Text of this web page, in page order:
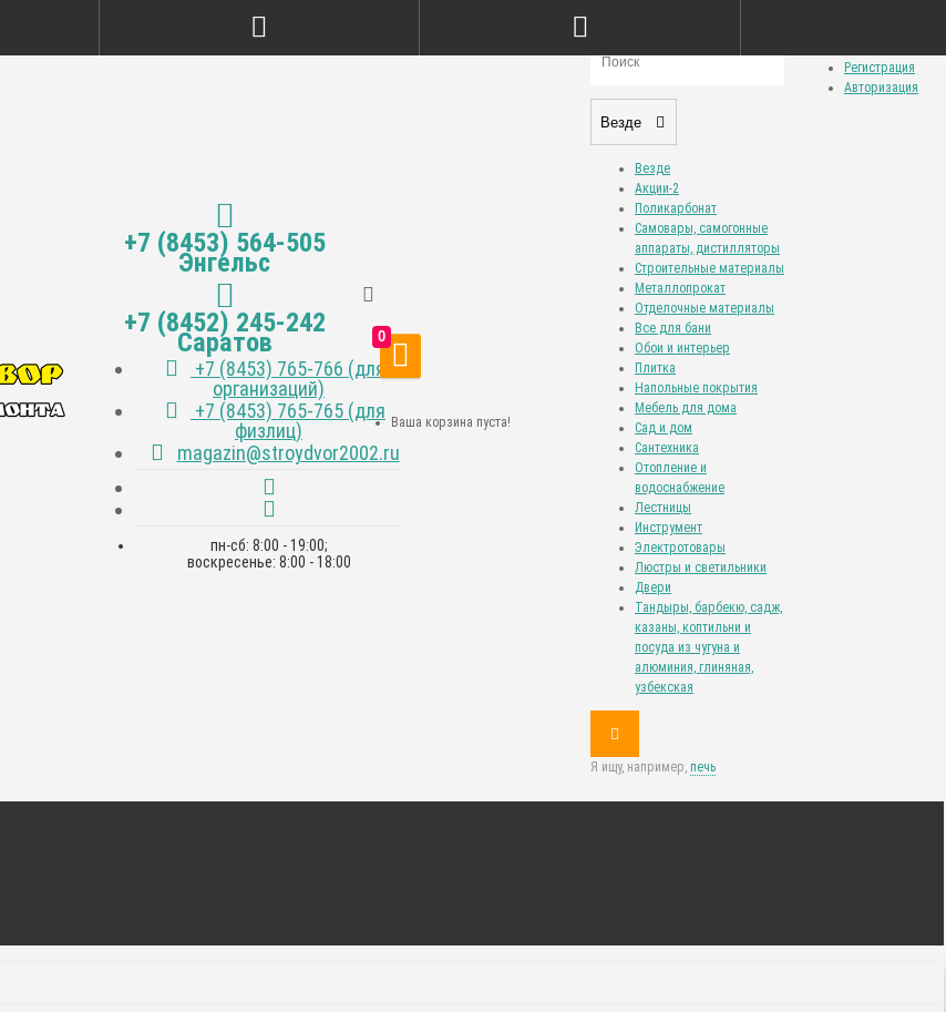
Регистрация
Авторизация
Сравнение товаров (0)
+7 (8453) 564-505
Энгельс
+7 (8452) 245-242
Саратов
+7 (8453) 765-766 (для
организаций)
+7 (8453) 765-765 (для
физлиц)
magazin@stroydvor2002.ru
пн-сб: 8:00 - 19:00;
воскресенье: 8:00 - 18:00
0
Ваша корзина пуста!
Везде
Везде
Акции-2
Поликарбонат
Самовары, самогонные
аппараты, дистилляторы
Строительные материалы
Металлопрокат
Отделочные материалы
Все для бани
Обои и интерьер
Плитка
Напольные покрытия
Мебель для дома
Сад и дом
Сантехника
Отопление и
водоснабжение
Лестницы
Инструмент
Электротовары
Люстры и светильники
Двери
Тандыры, барбекю, садж,
казаны, коптильни и
посуда из чугуна и
алюминия, глиняная,
узбекская
Я ищу, например, печь